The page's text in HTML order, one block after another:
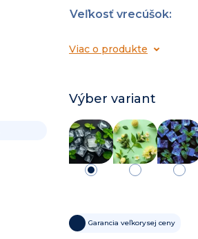
Veľkosť vrecúšok:
Viac o produkte
Výber variant
Garancia veľkorysej ceny